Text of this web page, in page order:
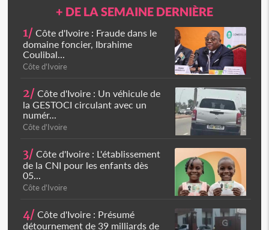
+ DE LA SEMAINE DERNIÈRE
1/ Côte d'Ivoire : Fraude dans le
domaine foncier, Ibrahime
Coulibal...
Côte d'Ivoire
2/ Côte d'Ivoire : Un véhicule de
la GESTOCI circulant avec un
numér...
Côte d'Ivoire
3/ Côte d'Ivoire : L'établissement
de la CNI pour les enfants dès
05...
Côte d'Ivoire
4/ Côte d'Ivoire : Présumé
détournement de 39 milliards de